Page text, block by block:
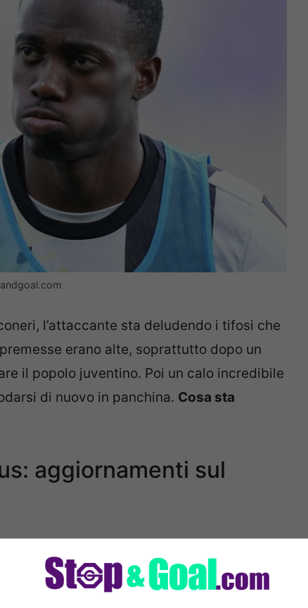
l’attaccante sta deludendo i tifosi che
erano alte, soprattutto dopo un
il popolo juventino. Poi un calo incredibile
di nuovo in panchina. Cosa sta
aggiornamenti sul
dell’attaccante francese, che ha
campionato italiano. Dopo un inizio
a causa dei problemi recenti che ha